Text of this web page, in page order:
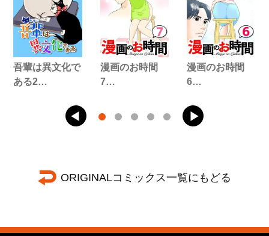
吾輩は異文化で
ある2…
漫画のお時間
7…
漫画のお時間
6…
ORIGINALコミックス一覧にもどる